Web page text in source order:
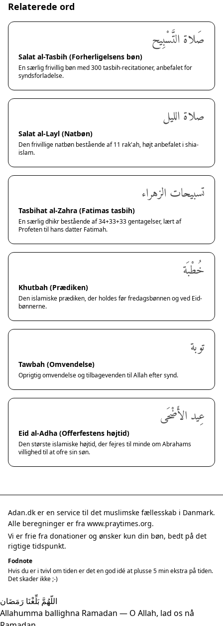
Relaterede ord
صَلاة التَّسْبِيح
Salat al-Tasbih (Forherligelsens bøn)
En særlig frivillig bøn med 300 tasbih-recitationer, anbefalet for
syndsforladelse.
صلاة الليل
Salat al-Layl (Natbøn)
Den frivillige natbøn bestående af 11 rak'ah, højt anbefalet i shia-
islam.
تسبيحات الزهراء
Tasbihat al-Zahra (Fatimas tasbih)
En særlig dhikr bestående af 34+33+33 gentagelser, lært af
Profeten til hans datter Fatimah.
خُطْبَة
Khutbah (Prædiken)
Den islamiske prædiken, der holdes før fredagsbønnen og ved Eid-
bønnerne.
توبة
Tawbah (Omvendelse)
Oprigtig omvendelse og tilbagevenden til Allah efter synd.
عِيد الأَضْحَى
Eid al-Adha (Offerfestens højtid)
Den største islamiske højtid, der fejres til minde om Abrahams
villighed til at ofre sin søn.
Adan.dk er en service til det muslimske fællesskab i Danmark.
Alle beregninger er fra www.praytimes.org.
Vi er frie fra donationer og ønsker kun din bøn, bedt på det
rigtige tidspunkt.
Fodnote
Hvis du er i tvivl om tiden er det en god idé at plusse 5 min ekstra på tiden.
Det skader ikke ;-)
اللّهُمَّ بَلِّغْنَا رَمَضَان
Allahumma ballighna Ramadan — O Allah, lad os nå